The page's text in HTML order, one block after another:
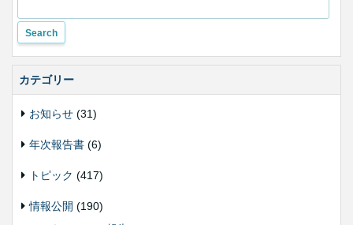
カテゴリー
お知らせ (31)
年次報告書 (6)
トピック (417)
情報公開 (190)